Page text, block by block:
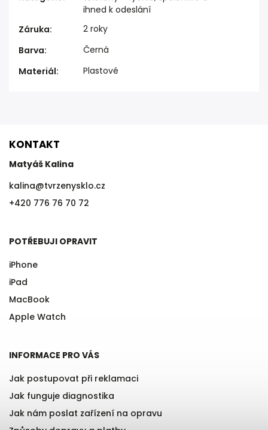
ihned k odeslání
Záruka:
2 roky
Barva:
Černá
Materiál: Plastové
KONTAKT
Matyáš Kalina
kalina@tvrzenysklo.cz
+420 776 76 70 72
POTŘEBUJI OPRAVIT
iPhone
iPad
MacBook
Apple Watch
INFORMACE PRO VÁS
Jak postupovat při reklamaci
Jak funguje diagnostika
Jak nám poslat zařízení na opravu